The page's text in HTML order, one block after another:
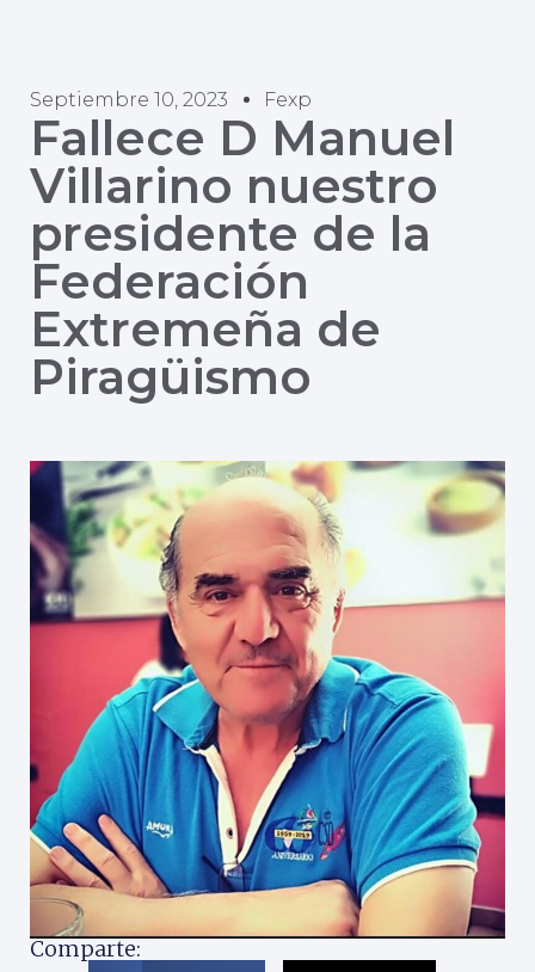
Septiembre 10, 2023 Fexp
Fallece D Manuel
Villarino nuestro
presidente de la
Federación
Extremeña de
Piragüismo
Comparte: